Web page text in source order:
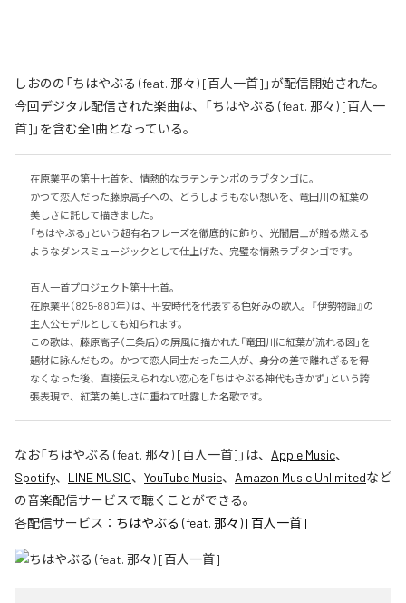
しおのの「ちはやぶる (feat. 那々) [百人一首]」が配信開始された。
今回デジタル配信された楽曲は、「ちはやぶる (feat. 那々) [百人一
首]」を含む全1曲となっている。
在原業平の第十七首を、情熱的なラテンテンポのラブタンゴに。
かつて恋人だった藤原高子への、どうしようもない想いを、竜田川の紅葉の
美しさに託して描きました。
「ちはやぶる」という超有名フレーズを徹底的に飾り、光闇居士が贈る燃える
ようなダンスミュージックとして仕上げた、完璧な情熱ラブタンゴです。
百人一首プロジェクト第十七首。
在原業平（825-880年）は、平安時代を代表する色好みの歌人。『伊勢物語』の
主人公モデルとしても知られます。
この歌は、藤原高子（二条后）の屏風に描かれた「竜田川に紅葉が流れる図」を
題材に詠んだもの。かつて恋人同士だった二人が、身分の差で離れざるを得
なくなった後、直接伝えられない恋心を「ちはやぶる神代もきかず」という誇
張表現で、紅葉の美しさに重ねて吐露した名歌です。
なお「ちはやぶる (feat. 那々) [百人一首] 」は、 Apple Music、
Spotify、 LINE MUSIC、 YouTube Music、 Amazon Music Unlimitedなど
の音楽配信サービスで聴くことができる。
各配信サービス： ちはやぶる (feat. 那々) [百人一首]